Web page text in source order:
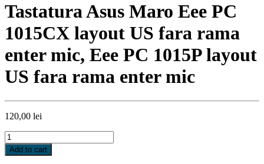
Tastatura Asus Maro Eee PC
1015CX layout US fara rama
enter mic, Eee PC 1015P layout
US fara rama enter mic
120,00 lei
Tastatura
Asus
Maro
Add to cart